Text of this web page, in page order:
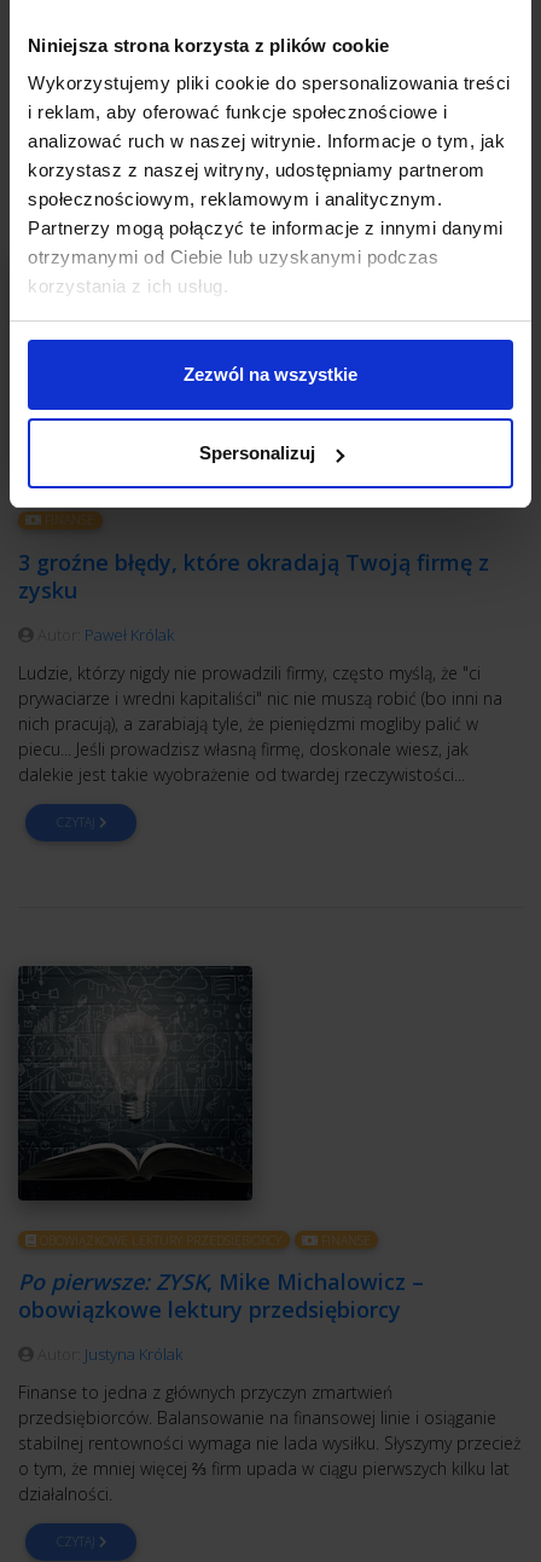
Niniejsza strona korzysta z plików cookie
Wykorzystujemy pliki cookie do spersonalizowania treści
i reklam, aby oferować funkcje społecznościowe i
analizować ruch w naszej witrynie. Informacje o tym, jak
korzystasz z naszej witryny, udostępniamy partnerom
społecznościowym, reklamowym i analitycznym.
Partnerzy mogą połączyć te informacje z innymi danymi
otrzymanymi od Ciebie lub uzyskanymi podczas
korzystania z ich usług.
Zezwól na wszystkie
Spersonalizuj
"chwycił" – zapotrzebowanie rosło i firma zaczęła się rozkręcać.
CZYTAJ
FINANSE
3 groźne błędy, które okradają Twoją firmę z
zysku
Paweł Królak
Ludzie, którzy nigdy nie prowadzili firmy, często myślą, że "ci
prywaciarze i wredni kapitaliści" nic nie muszą robić (bo inni na
nich pracują), a zarabiają tyle, że pieniędzmi mogliby palić w
piecu... Jeśli prowadzisz własną firmę, doskonale wiesz, jak
dalekie jest takie wyobrażenie od twardej rzeczywistości...
CZYTAJ
OBOWIĄZKOWE LEKTURY PRZEDSIĘBIORCY FINANSE
Po pierwsze: ZYSK, Mike Michalowicz –
obowiązkowe lektury przedsiębiorcy
Justyna Królak
Finanse to jedna z głównych przyczyn zmartwień
przedsiębiorców. Balansowanie na finansowej linie i osiąganie
stabilnej rentowności wymaga nie lada wysiłku. Słyszymy przecież
o tym, że mniej więcej ⅔ firm upada w ciągu pierwszych kilku lat
działalności.
CZYTAJ